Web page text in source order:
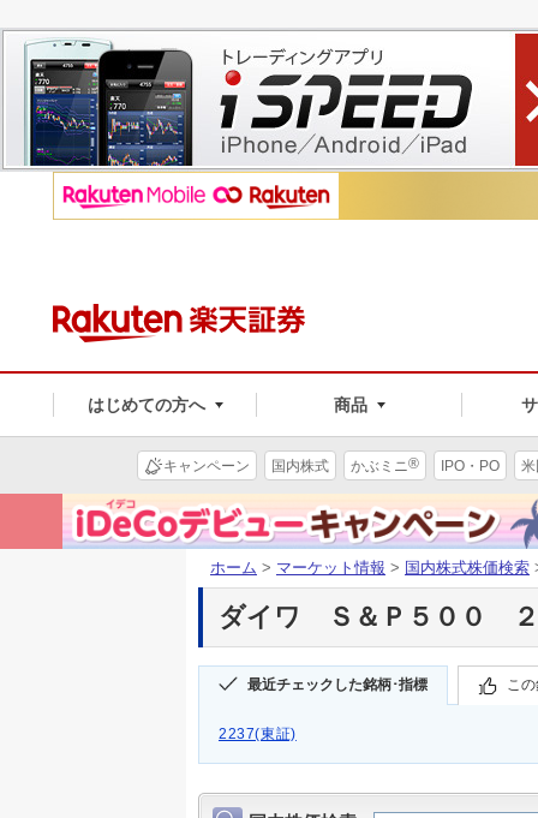
はじめての方へ 商品
キャンペーン 国内株式 かぶミニ® IPO・PO
ホーム > マーケット情報 > 国内株式株価検索
ダイワ Ｓ＆Ｐ５００ ２
最近チェックした銘柄･指標 こ
2237(東証)